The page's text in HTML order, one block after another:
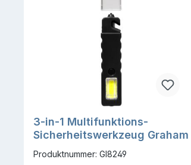
3-in-1 Multifunktions-
Sicherheitswerkzeug Graham
Produktnummer: GI8249